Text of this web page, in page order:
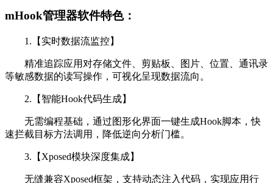
mHook管理器软件特色：
1.【实时数据流监控】
精准追踪应用对存储文件、剪贴板、图片、位置、通讯录
等敏感数据的读写操作，可视化呈现数据流向。
2.【智能Hook代码生成】
无需编程基础，通过图形化界面一键生成Hook脚本，快
速拦截目标方法调用，降低逆向分析门槛。
3.【Xposed模块深度集成】
无缝兼容Xposed框架，支持动态注入代码，实现应用行